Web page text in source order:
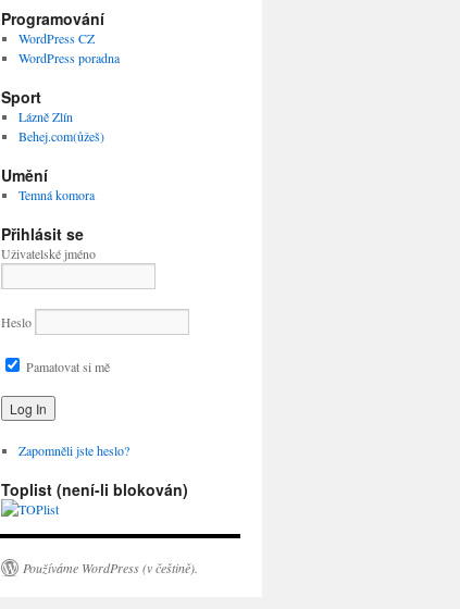
Programování
WordPress CZ
WordPress poradna
Sport
Lázně Zlín
Behej.com(ůžeš)
Umění
Temná komora
Přihlásit se
Uživatelské jméno
Heslo
Pamatovat si mě
Zapomněli jste heslo?
Toplist (není-li blokován)
Používáme WordPress (v češtině).